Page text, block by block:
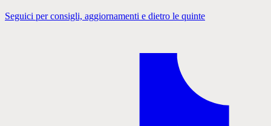
Seguici per consigli, aggiornamenti e dietro le quinte